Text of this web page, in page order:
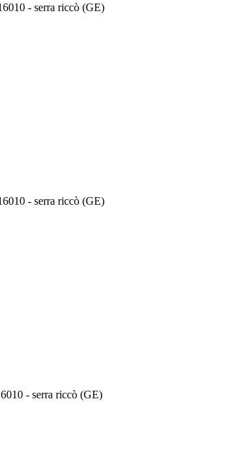
- serra riccò (GE)
- serra riccò (GE)
- serra riccò (GE)